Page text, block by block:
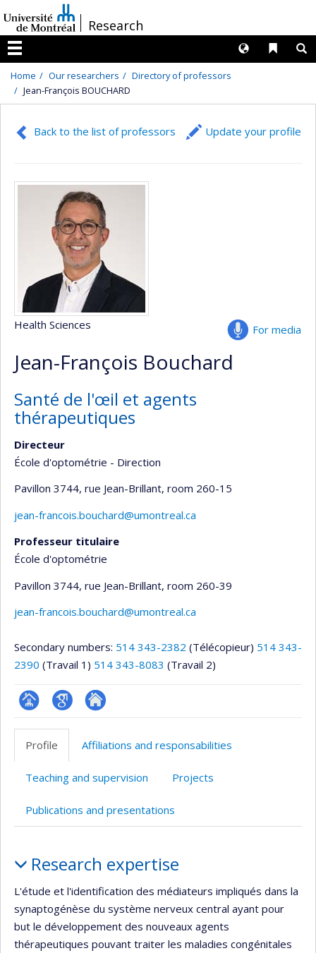
au
contenu
/Research
Menu
Liens
Langues
Home Our researchers
Directory of professors
Jean-François BOUCHARD
Back to the list of professors Update your profile
For media
Health Sciences
Jean-François Bouchard
Santé de l'œil et agents
thérapeutiques
Directeur
École d'optométrie - Direction
Pavillon 3744, rue Jean-Brillant, room 260-15
jean-francois.bouchard@umontreal.ca
Professeur titulaire
École d'optométrie
Pavillon 3744, rue Jean-Brillant, room 260-39
jean-francois.bouchard@umontreal.ca
Secondary numbers: 514 343-2382 (Télécopieur) 514 343-
2390 (Travail 1) 514 343-8083 (Travail 2)
Page
professionnelle
GoogleAutre
site
Profile Affiliations and responsabilities
Teaching and supervision Projects
Publications and presentations
Research expertise
L'étude et l'identification des médiateurs impliqués dans la
synaptogénèse du système nerveux central ayant pour
but le développement des nouveaux agents
thérapeutiques pouvant traiter les maladies congénitales